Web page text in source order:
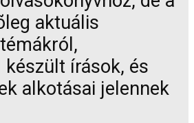
aktuális
írások, és
alkotásai jelennek